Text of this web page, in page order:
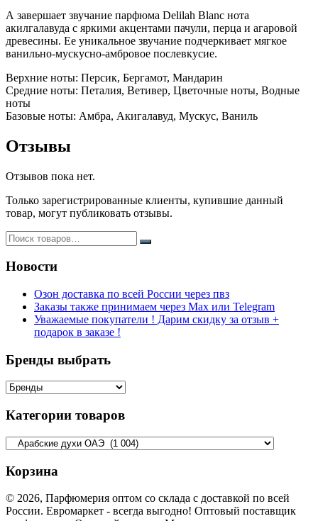
А завершает звучание парфюма Delilah Blanc нота
акилгалавуда с яркими акцентами пачули, перца и агаровой
древесины. Ее уникальное звучание подчеркивает мягкое
ванильно-мускусно-амбровое послевкусие.
Верхние ноты: Персик, Бергамот, Мандарин
Средние ноты: Петалия, Ветивер, Цветочные ноты, Водные
ноты
Базовые ноты: Амбра, Акигалавуд, Мускус, Ваниль
Отзывы
Отзывов пока нет.
Только зарегистрированные клиенты, купившие данный
товар, могут публиковать отзывы.
Новости
Озон доставка по всей России через пвз
Заказы также принимаем через Max или Telegram
Уважаемые покупатели ! Дарим скидку за отзыв +
подарок в заказе !
Бренды выбрать
Категории товаров
Корзина
© 2026, Парфюмерия оптом со склада с доставкой по всей
России. Евромаркет - всегда выгодно! Оптовый поставщик